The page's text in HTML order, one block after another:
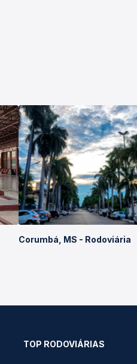
Corumbá, MS - Rodoviária
TOP RODOVIÁRIAS